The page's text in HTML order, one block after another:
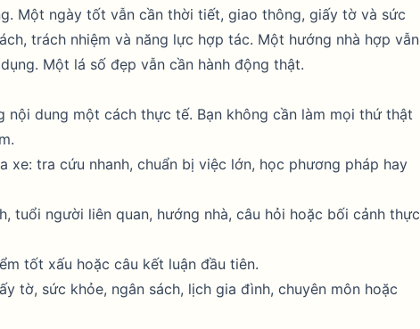
Một ngày tốt vẫn cần thời tiết, giao thông, giấy tờ và sức
trách nhiệm và năng lực hợp tác. Một hướng nhà hợp vẫn
Một lá số đẹp vẫn cần hành động thật.
dung một cách thực tế. Bạn không cần làm mọi thứ thật
xe: tra cứu nhanh, chuẩn bị việc lớn, học phương pháp hay
tuổi người liên quan, hướng nhà, câu hỏi hoặc bối cảnh thực
tốt xấu hoặc câu kết luận đầu tiên.
tờ, sức khỏe, ngân sách, lịch gia đình, chuyên môn hoặc